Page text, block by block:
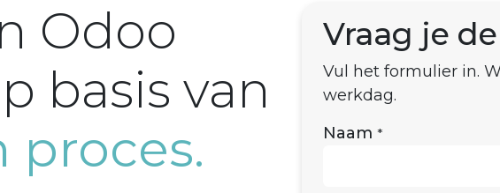
Odoo
basis van
proces.
Vraag je
Vul het formulier in.
werkdag.
Naam *